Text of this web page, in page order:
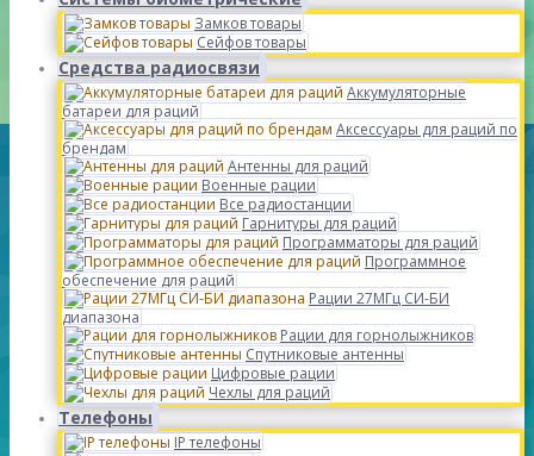
Замков товары
Сейфов товары
Средства радиосвязи
Аккумуляторные
батареи для раций
Аксессуары для раций по
брендам
Антенны для раций
Военные рации
Все радиостанции
Гарнитуры для раций
Программаторы для раций
Программное
обеспечение для раций
Рации 27МГц СИ-БИ
диапазона
Рации для горнолыжников
Спутниковые антенны
Цифровые рации
Чехлы для раций
Телефоны
IP телефоны